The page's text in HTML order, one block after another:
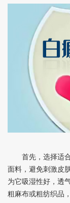
首先，选择适合
面料，避免刺激皮
为它吸湿性好，透
粗麻布或粗纺织品